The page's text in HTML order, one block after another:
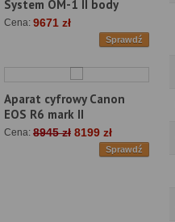
System OM-1 II body
Cena: 9671 zł
Sprawdź
Aparat cyfrowy Canon
EOS R6 mark II
Cena: 8945 zł 8199 zł
Sprawdź